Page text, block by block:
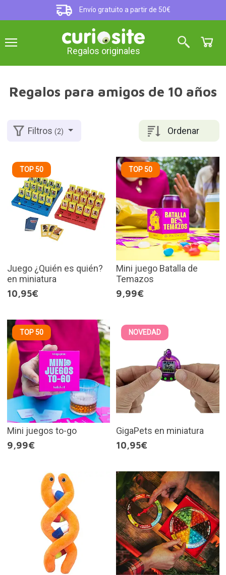
Envío gratuito a partir de 50€
Regalos originales
Regalos para amigos de 10 años
Ordenar
Filtros(2)
TOP 50
Juego ¿Quién es quién?
en miniatura
10,95€
TOP 50
Mini juego Batalla de
Temazos
9,99€
TOP 50
Mini juegos to-go
9,99€
NOVEDAD
GigaPets en miniatura
10,95€